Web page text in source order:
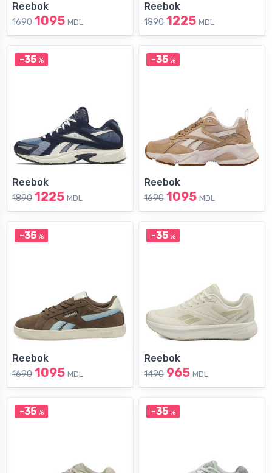
Reebok
1690 1095 MDL
Reebok
1890 1225 MDL
-35%
Reebok
1890 1225 MDL
-35%
Reebok
1690 1095 MDL
-35%
Reebok
1690 1095 MDL
-35%
Reebok
1490 965 MDL
-35% -35%